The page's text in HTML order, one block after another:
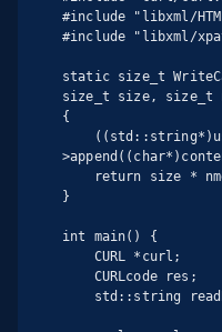
#include "libxml/
#include "libxml/
static size_t
size_t size, size_t
{
}
int main() {